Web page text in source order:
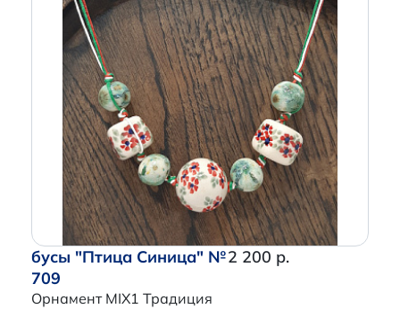
бусы "Птица Синица" №
709
Орнамент MIX1 Традиция
2 200 р.